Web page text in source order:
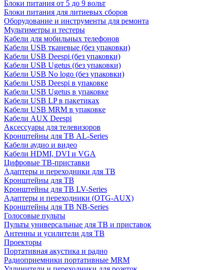
Блоки питания от 5 до 9 вольт
Блоки питания для литиевых сборов
Оборудование и инструменты для ремонта
Мультиметры и тестеры
Кабели для мобильных телефонов
Кабели USB тканевые (без упаковки)
Кабели USB Deespi (без упаковки)
Кабели USB Ugetus (без упаковки)
Кабели USB No logo (без упаковки)
Кабели USB Deespi в упаковке
Кабели USB Ugetus в упаковке
Кабели USB LP в пакетиках
Кабели USB MRM в упаковке
Кабели AUX Deespi
Аксессуары для телевизоров
Кронштейны для ТВ AL-Series
Кабели аудио и видео
Кабели HDMI, DVI и VGA
Цифровые ТВ-приставки
Адаптеры и переходники для ТВ
Кронштейны для ТВ
Кронштейны для ТВ LV-Series
Адаптеры и переходники (OTG-AUX)
Кронштейны для ТВ NB-Series
Голосовые пульты
Пульты универсальные для ТВ и приставок
Антенны и усилители для ТВ
Проекторы
Портативная акустика и радио
Радиоприемники портативные MRM